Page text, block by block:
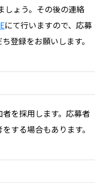
しょう。その後の連絡
にて行いますので、応募
登録をお願いします。
を採用します。応募者
する場合もあります。